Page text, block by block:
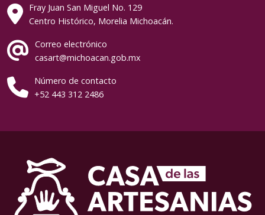
Fray Juan San Miguel No. 129
Centro Histórico, Morelia Michoacán.
Correo electrónico
casart@michoacan.gob.mx
Número de contacto
+52 443 312 2486